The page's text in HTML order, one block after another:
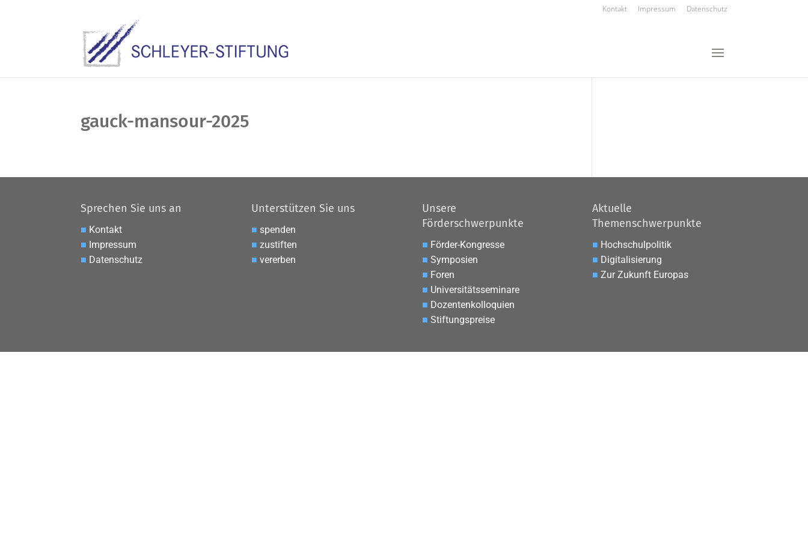
Kontakt Impressum Datenschutz
gauck-mansour-2025
Sprechen Sie uns an
■ Kontakt
■ Impressum
■ Datenschutz
Unterstützen Sie uns
■ spenden
■ zustiften
■ vererben
Unsere
Förderschwerpunkte
■ Förder-Kongresse
■ Symposien
■ Foren
■ Universitätsseminare
■ Dozentenkolloquien
■ Stiftungspreise
Aktuelle
Themenschwerpunkte
■ Hochschulpolitik
■ Digitalisierung
■ Zur Zukunft Europas